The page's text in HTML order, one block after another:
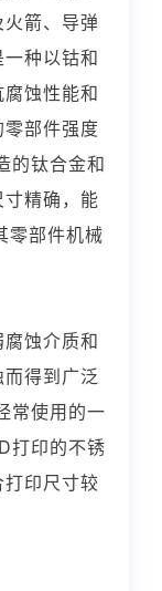
箭、导弹
种以钴和
蚀性能和
部件强度
的钛合金和
精确，能
零部件机械
蚀介质和
得到广泛
常使用的一
打印的不锈
印尺寸较